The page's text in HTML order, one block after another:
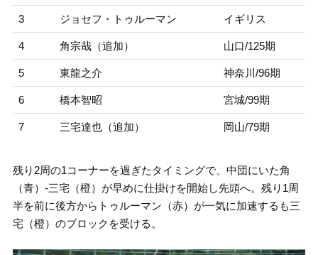
3 ジョセフ・トゥルーマン イギリス
4 角宗哉（追加） 山口/125期
5 東龍之介 神奈川/96期
6 橋本智昭 宮城/99期
7 三宅達也（追加） 岡山/79期
残り2周の1コーナーを過ぎたタイミングで、中団にいた角
（青）-三宅（橙）が早めに仕掛けを開始し先頭へ。残り1周
半を前に後方からトゥルーマン（赤）が一気に加速するも三
宅（橙）のブロックを受ける。